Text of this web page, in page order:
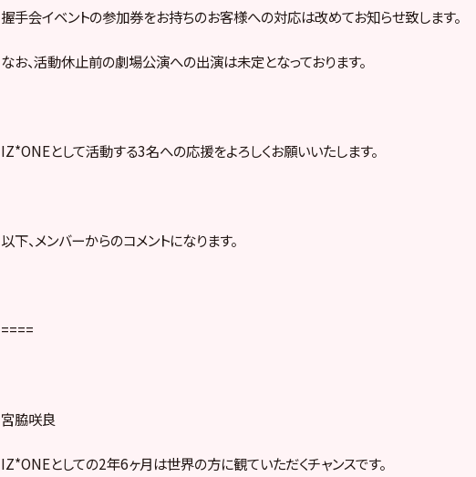
握手会イベントの参加券をお持ちのお客様への対応は改めてお知らせ致します。
なお、活動休止前の劇場公演への出演は未定となっております。
IZ*ONEとして活動する3名への応援をよろしくお願いいたします。
以下、メンバーからのコメントになります。
====
宮脇咲良
IZ*ONEとしての2年6ヶ月は世界の方に観ていただくチャンスです。